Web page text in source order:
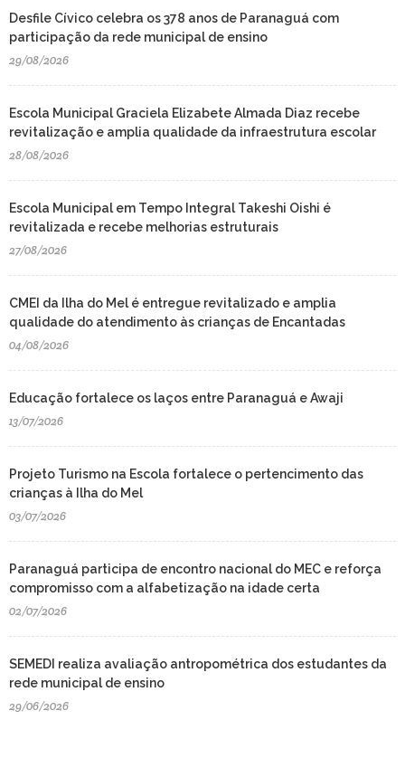
Desfile Cívico celebra os 378 anos de Paranaguá com
participação da rede municipal de ensino
29/08/2026
Escola Municipal Graciela Elizabete Almada Diaz recebe
revitalização e amplia qualidade da infraestrutura escolar
28/08/2026
Escola Municipal em Tempo Integral Takeshi Oishi é
revitalizada e recebe melhorias estruturais
27/08/2026
CMEI da Ilha do Mel é entregue revitalizado e amplia
qualidade do atendimento às crianças de Encantadas
04/08/2026
Educação fortalece os laços entre Paranaguá e Awaji
13/07/2026
Projeto Turismo na Escola fortalece o pertencimento das
crianças à Ilha do Mel
03/07/2026
Paranaguá participa de encontro nacional do MEC e reforça
compromisso com a alfabetização na idade certa
02/07/2026
SEMEDI realiza avaliação antropométrica dos estudantes da
rede municipal de ensino
29/06/2026